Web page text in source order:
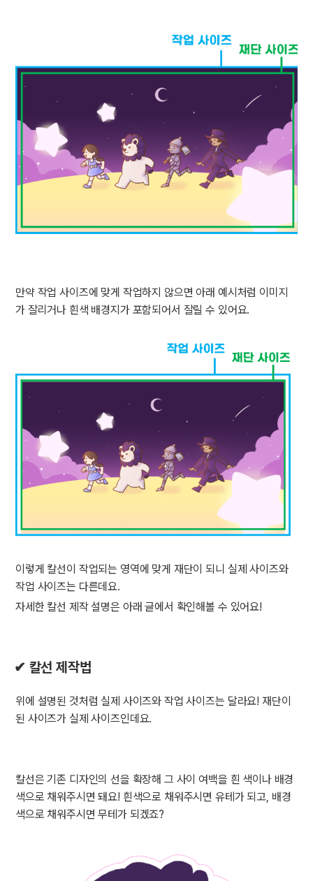
만약 작업 사이즈에 맞게 작업하지 않으면 아래 예시처럼 이미지
가 잘리거나 흰색 배경지가 포함되어서 잘릴 수 있어요.
이렇게 칼선이 작업되는 영역에 맞게 재단이 되니 실제 사이즈와
작업 사이즈는 다른데요.
자세한 칼선 제작 설명은 아래 글에서 확인해볼 수 있어요!
✔ 칼선 제작법
위에 설명된 것처럼 실제 사이즈와 작업 사이즈는 달라요! 재단이
된 사이즈가 실제 사이즈인데요.
칼선은 기존 디자인의 선을 확장해 그 사이 여백을 흰 색이나 배경
색으로 채워주시면 돼요! 흰색으로 채워주시면 유테가 되고, 배경
색으로 채워주시면 무테가 되겠죠?